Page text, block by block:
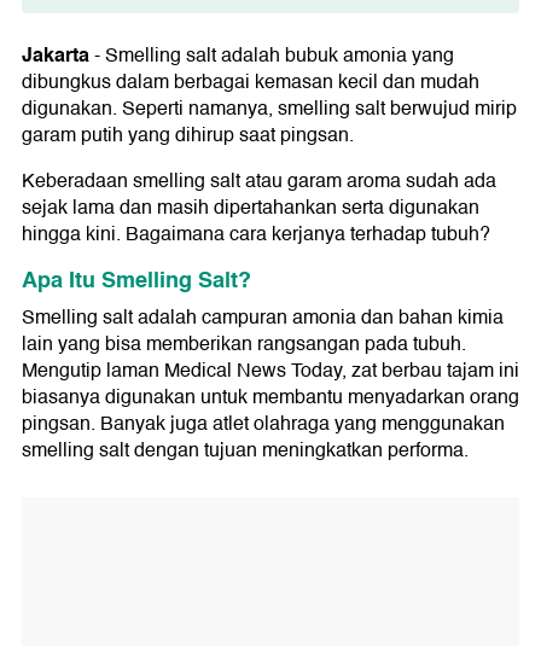
Apa Itu Smelling Salt?
Bagaimana Cara Kerja Smelling Salt
Terhadap Tubuh?
Efek Samping Penggunaan Smelling Salt
1. Iritasi
2. Luka Bakar
Jakarta-Smelling salt adalah bubuk amonia yang
dibungkus dalam berbagai kemasan kecil dan mudah
digunakan. Seperti namanya, smelling salt berwujud mirip
garam putih yang dihirup saat pingsan.
Keberadaan smelling salt atau garam aroma sudah ada
sejak lama dan masih dipertahankan serta digunakan
hingga kini. Bagaimana cara kerjanya terhadap tubuh?
Apa Itu Smelling Salt?
Smelling salt adalah campuran amonia dan bahan kimia
lain yang bisa memberikan rangsangan pada tubuh.
Mengutip laman Medical News Today, zat berbau tajam ini
biasanya digunakan untuk membantu menyadarkan orang
pingsan. Banyak juga atlet olahraga yang menggunakan
smelling salt dengan tujuan meningkatkan performa.